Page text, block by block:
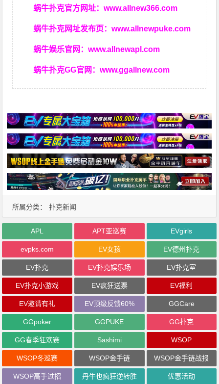
蜗牛扑克官方网址：www.allnew366.com
蜗牛扑克网址发布页：www.allnewpuke.com
蜗牛娱乐官网：www.allnewapl.com
蜗牛扑克GG官网：www.ggallnew.com
所属分类： 扑克新闻
APL APT亚巡赛 EVgirls
evpks.com EV女孩 EV德州扑克
EV扑克 EV扑克娱乐场 EV扑克室
EV扑克小游戏 EV疯狂送票 EV福利
EV邀请有礼 EV顶级反馈60% GGCare
GGpoker GGPUKE GG扑克
GG春季狂欢赛 Sashimi WSOP
WSOP冬巡赛 WSOP金手链 WSOP金手链战报
WSOP高手过招 丹牛也疯狂逆转胜 优惠活动